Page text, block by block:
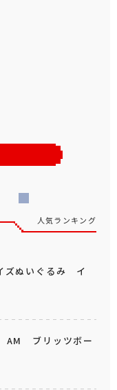
人気ランキング
ズぬいぐるみ イ
AM ブリッツボー